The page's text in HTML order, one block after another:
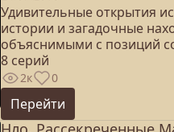
Удивительные открытия
истории и загадочные
объяснимыми с позиций
8 серий
2к 0
Перейти